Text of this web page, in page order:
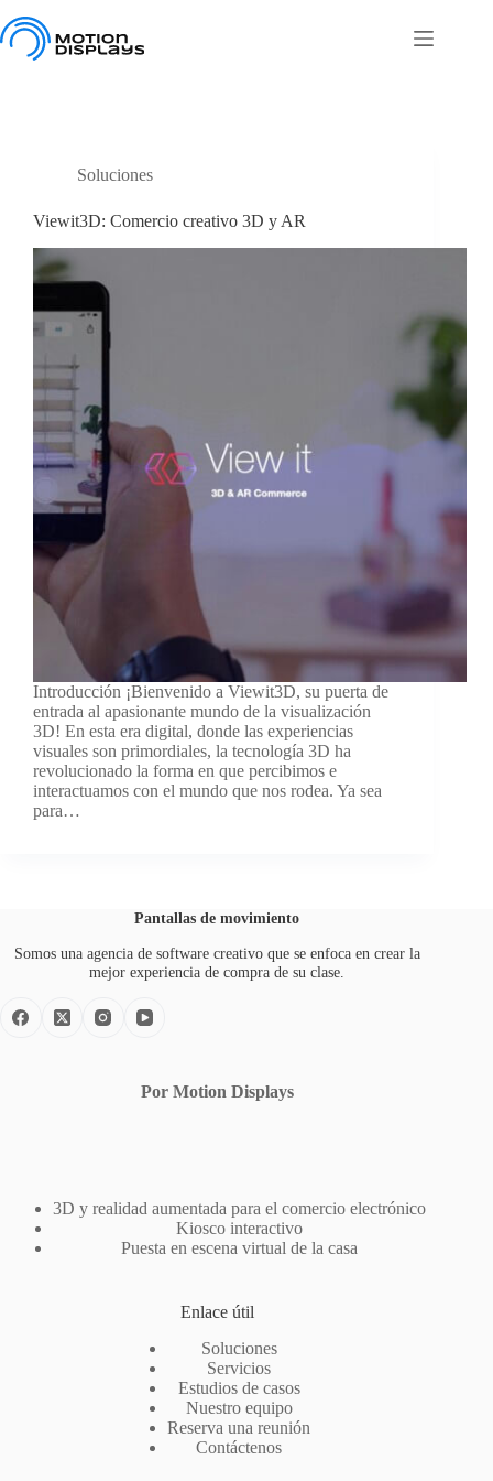
al
contenido
Soluciones
Viewit3D: Comercio creativo 3D y AR
Introducción ¡Bienvenido a Viewit3D, su puerta de
entrada al apasionante mundo de la visualización
3D! En esta era digital, donde las experiencias
visuales son primordiales, la tecnología 3D ha
revolucionado la forma en que percibimos e
interactuamos con el mundo que nos rodea. Ya sea
para…
Pantallas de movimiento
Somos una agencia de software creativo que se enfoca en crear la
mejor experiencia de compra de su clase.
Por Motion Displays
3D y realidad aumentada para el comercio electrónico
Kiosco interactivo
Puesta en escena virtual de la casa
Enlace útil
Soluciones
Servicios
Estudios de casos
Nuestro equipo
Reserva una reunión
Contáctenos